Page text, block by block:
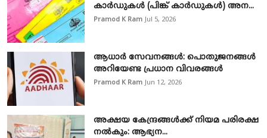
കാർഡുകൾ (പിങ്ക് കാർഡുകൾ) അന...
Pramod K Ram Jul 5, 2026
ആധാർ സേവനങ്ങൾ: പൊതുജനങ്ങൾ
അറിയേണ്ട പ്രധാന വിവരങ്ങൾ
Pramod K Ram Jun 12, 2026
അക്ഷയ കേന്ദ്രങ്ങള്‍ക്ക് നിയമ പരിരക്ഷ
നൽകും: ആഭ്യന...